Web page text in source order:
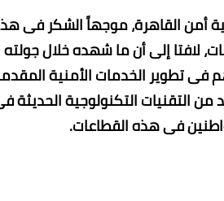
أمن القاهرة، موجهاً الشكر فى
لافتا إلى أن ما شهده خلال جولته
فى تطوير الخدمات الأمنية
من التقنيات التكنولوجية الحديثة
فى هذه القطاعات.